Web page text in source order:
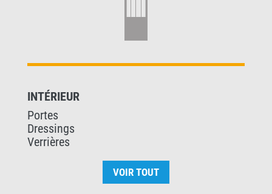
INTÉRIEUR
Portes
Dressings
Verrières
VOIR TOUT